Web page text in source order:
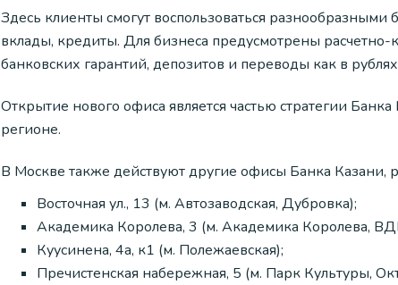
Здесь клиенты смогут воспользоваться
вклады, кредиты. Для бизнеса предусмотрены
банковских гарантий, депозитов и переводы как в
Открытие нового офиса является частью стратегии
регионе.
В Москве также действуют другие офисы Банка Казани,
Восточная ул., 13 (м. Автозаводская, Дубровка);
Академика Королева, 3 (м. Академика Королева,
Куусинена, 4а, к1 (м. Полежаевская);
Пречистенская набережная, 5 (м. Парк Культуры,